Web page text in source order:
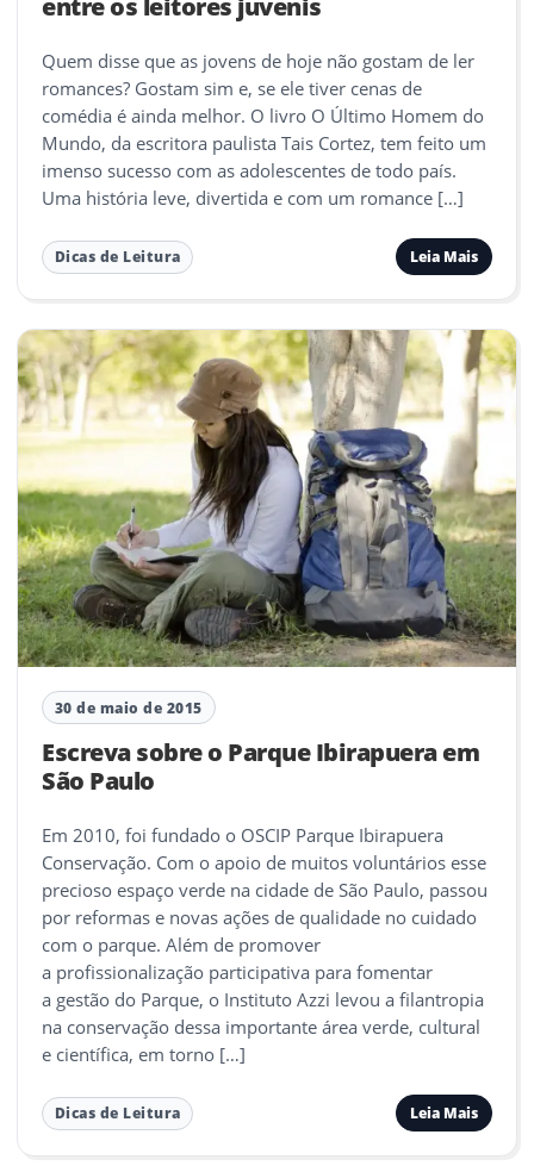
entre os leitores juvenis
Quem disse que as jovens de hoje não gostam de ler
romances? Gostam sim e, se ele tiver cenas de
comédia é ainda melhor. O livro O Último Homem do
Mundo, da escritora paulista Tais Cortez, tem feito um
imenso sucesso com as adolescentes de todo país.
Uma história leve, divertida e com um romance […]
Dicas de Leitura Leia Mais
30 de maio de 2015
Escreva sobre o Parque Ibirapuera em
São Paulo
Em 2010, foi fundado o OSCIP Parque Ibirapuera
Conservação. Com o apoio de muitos voluntários esse
precioso espaço verde na cidade de São Paulo, passou
por reformas e novas ações de qualidade no cuidado
com o parque. Além de promover
a profissionalização participativa para fomentar
a gestão do Parque, o Instituto Azzi levou a filantropia
na conservação dessa importante área verde, cultural
e científica, em torno […]
Dicas de Leitura Leia Mais